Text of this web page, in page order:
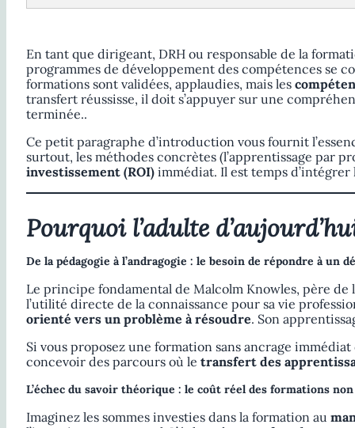
En tant que dirigeant, DRH ou responsable de la
programmes de développement des compétences se
formations sont validées, applaudies, mais les
transfert réussisse, il doit s’appuyer sur une
terminée..
Ce petit paragraphe d’introduction vous fournit
surtout, les méthodes concrètes (l’apprentissage par
investissement (ROI) immédiat. Il est temps
Pourquoi l’adulte
De la pédagogie à l’andragogie : le besoin de répondre à un
Le principe fondamental de Malcolm Knowles, père de
l’utilité directe de la connaissance pour sa vie
orienté vers un problème à résoudre. Son
Si vous proposez une formation sans ancrage
concevoir des parcours où le transfert des
L’échec du savoir théorique : le coût réel des formations
Imaginez les sommes investies dans la formation au